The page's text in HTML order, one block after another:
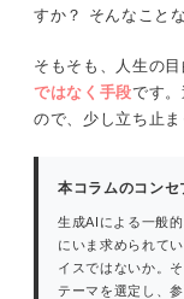
すか？ そんなこと
そもそも、人生の
ではなく手段です
ので、少し立ち止ま
本コラムのコンセ
生成AIによる一般
にいま求められて
イスではないか。
テーマを選定し、